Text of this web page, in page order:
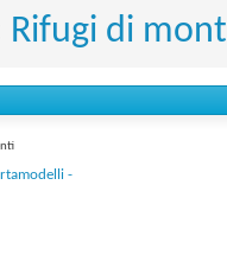
Rifugi di
-